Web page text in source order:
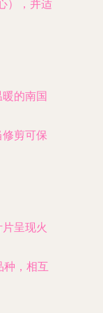
），并适
的南国
剪可保
呈现火
种，相互